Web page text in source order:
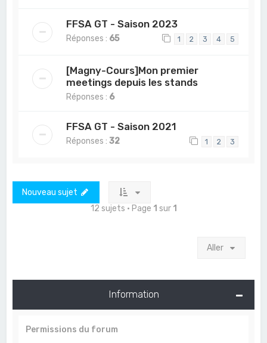
FFSA GT - Saison 2023
Réponses : 65 1 2 3 4 5
[Magny-Cours]Mon premier
meetings depuis les stands
Réponses : 6
FFSA GT - Saison 2021
Réponses :32 1 2 3
Nouveau sujet
12 sujets • Page 1 sur 1
Aller
Information
Permissions du forum